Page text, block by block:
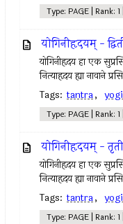
Type: PAGE | Rank:
योगिनीहृदयम् -
योगिनीहृदय हा एक
नित्याहृदय ह्या नावाने
Tags: tantra,
Type: PAGE | Rank:
योगिनीहृदयम् -
योगिनीहृदय हा एक
नित्याहृदय ह्या नावाने
Tags: tantra,
Type: PAGE | Rank: